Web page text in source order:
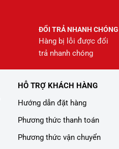
ĐỔI TRẢ NHANH CHÓNG
Hàng bị lỗi được đổi
trả nhanh chóng
HỖ TRỢ KHÁCH HÀNG
Hướng dẫn đặt hàng
Phương thức thanh toán
Phương thức vận chuyển